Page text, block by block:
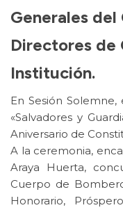
Generales del
Directores de
Institución.
En Sesión
«Salvadores y
Aniversario de
A la ceremonia,
Araya Huerta,
Cuerpo de
Honorario,